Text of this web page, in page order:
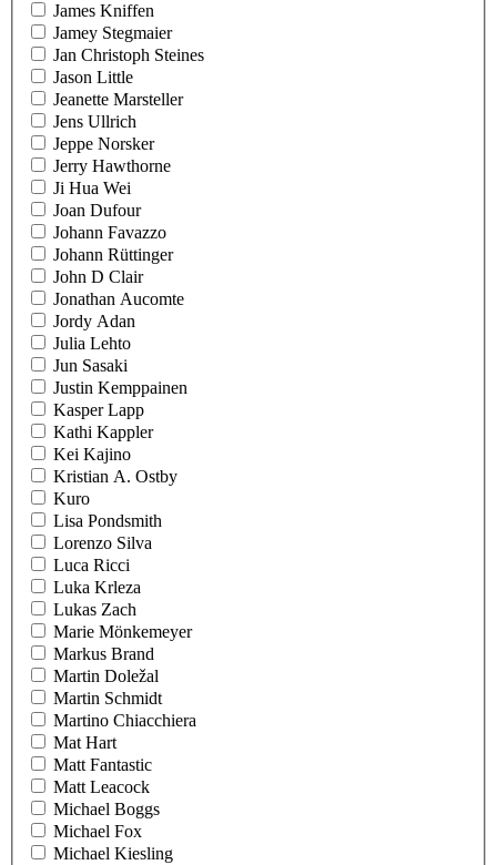
James Kniffen
Jamey Stegmaier
Jan Christoph Steines
Jason Little
Jeanette Marsteller
Jens Ullrich
Jeppe Norsker
Jerry Hawthorne
Ji Hua Wei
Joan Dufour
Johann Favazzo
Johann Rüttinger
John D Clair
Jonathan Aucomte
Jordy Adan
Julia Lehto
Jun Sasaki
Justin Kemppainen
Kasper Lapp
Kathi Kappler
Kei Kajino
Kristian A. Ostby
Kuro
Lisa Pondsmith
Lorenzo Silva
Luca Ricci
Luka Krleza
Lukas Zach
Marie Mönkemeyer
Markus Brand
Martin Doležal
Martin Schmidt
Martino Chiacchiera
Mat Hart
Matt Fantastic
Matt Leacock
Michael Boggs
Michael Fox
Michael Kiesling